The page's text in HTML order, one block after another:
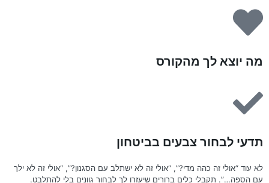
מה יוצא לך מהקורס
תדעי לבחור צבעים בביטחון
לא עוד “אולי זה כהה מדי?”, “אולי זה לא ישתלב עם הסגנון?”, “אולי זה לא ילך
עם הספה…”. תקבלי כלים ברורים שיעזרו לך לבחור גוונים בלי להתלבט.